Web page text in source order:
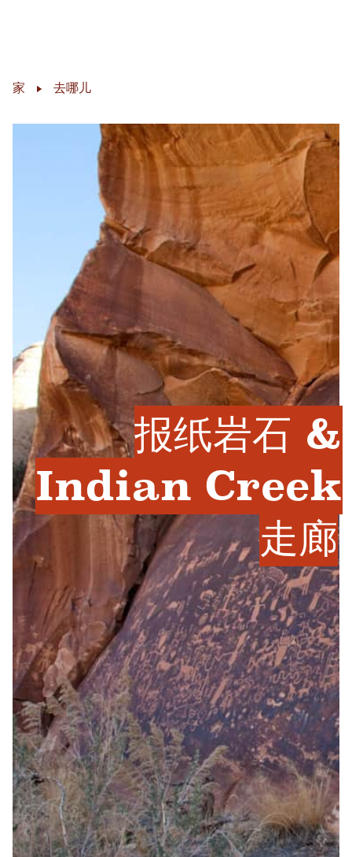
家 去哪儿
报纸岩石 &
Indian Creek
走廊